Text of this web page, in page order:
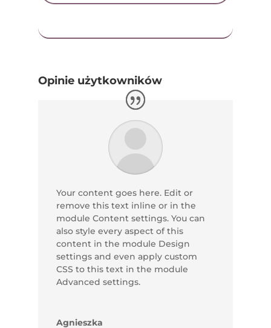
Opinie użytkowników
Your content goes here. Edit or
remove this text inline or in the
module Content settings. You can
also style every aspect of this
content in the module Design
settings and even apply custom
CSS to this text in the module
Advanced settings.
Agnieszka